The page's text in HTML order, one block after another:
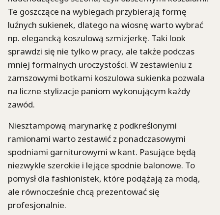
Te goszczące na wybiegach przybierają formę
luźnych sukienek, dlatego na wiosnę warto wybrać
np. elegancką koszulową szmizjerkę. Taki look
sprawdzi się nie tylko w pracy, ale także podczas
mniej formalnych uroczystości. W zestawieniu z
zamszowymi botkami koszulowa sukienka pozwala
na liczne stylizacje paniom wykonującym każdy
zawód.
Niesztampową marynarkę z podkreślonymi
ramionami warto zestawić z ponadczasowymi
spodniami garniturowymi w kant. Pasujące będą
niezwykle szerokie i lejące spodnie balonowe. To
pomysł dla fashionistek, które podążają za modą,
ale równocześnie chcą prezentować się
profesjonalnie.